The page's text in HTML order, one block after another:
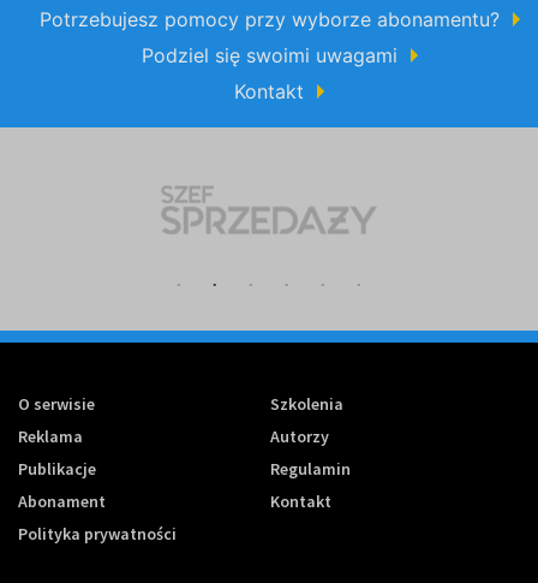
Potrzebujesz pomocy przy wyborze abonamentu?
Podziel się swoimi uwagami
Kontakt
O serwisie
Szkolenia
Reklama
Autorzy
Publikacje
Regulamin
Abonament
Kontakt
Polityka prywatności